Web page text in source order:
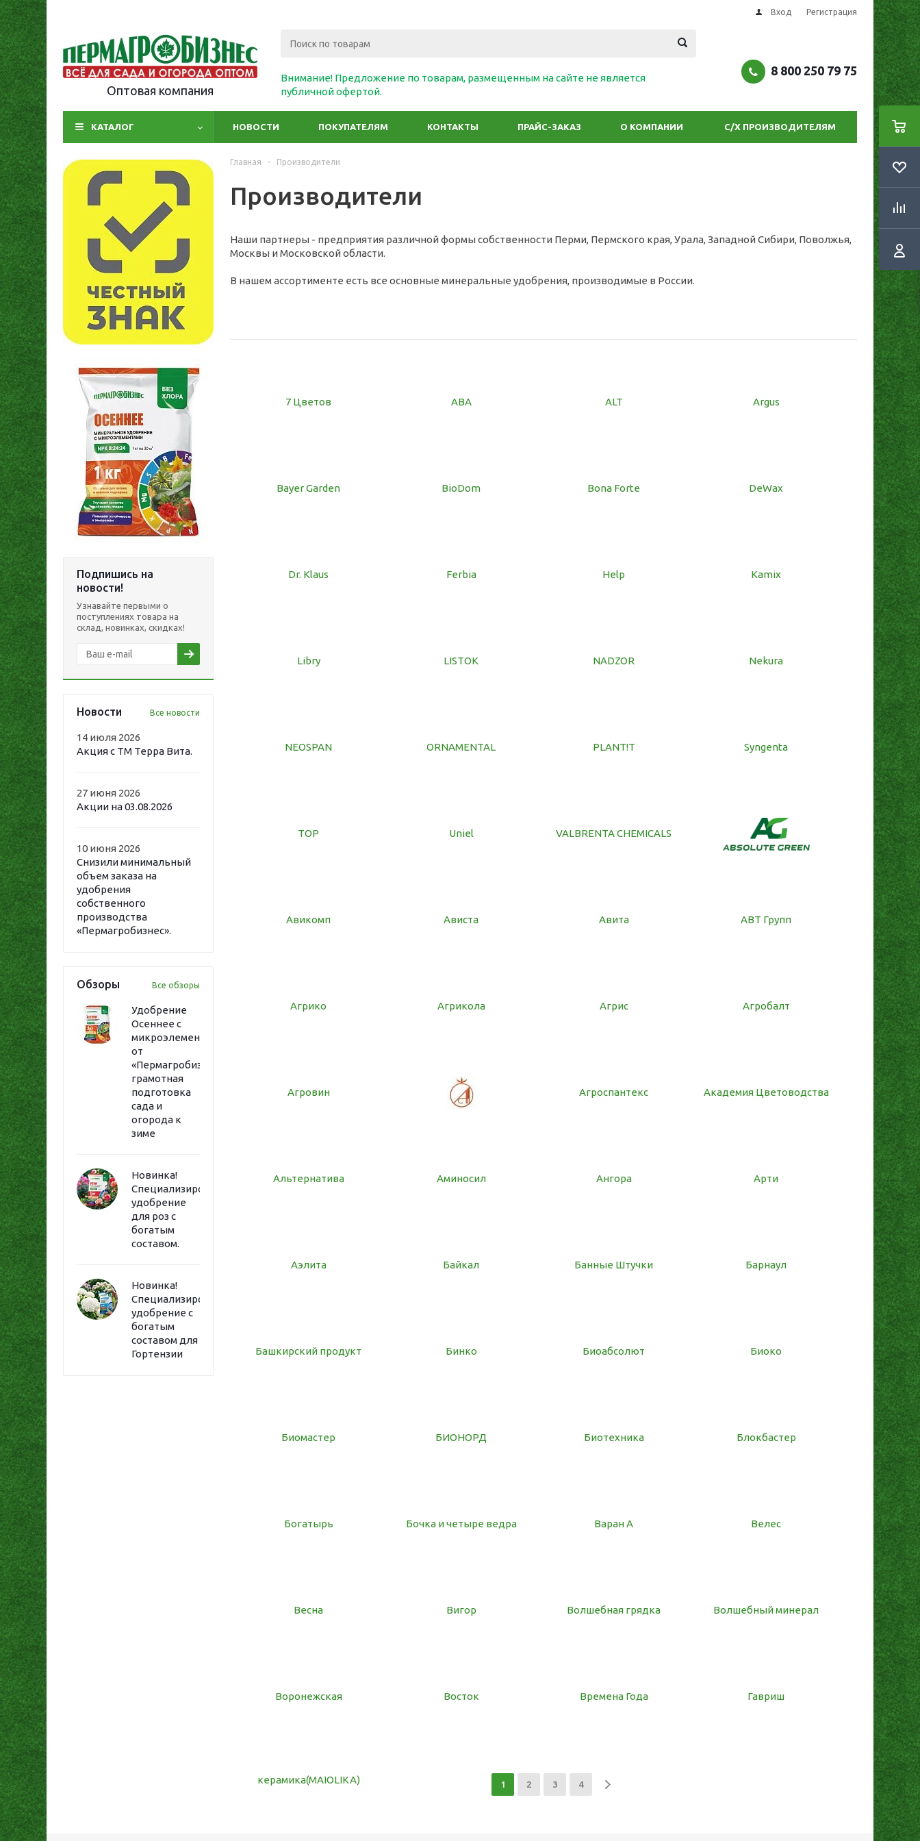
Вход Регистрация
Оптовая компания
Внимание! Предложение по товарам, размещенным на сайте не является
публичной офертой.
8 800 250 79 75
КАТАЛОГ НОВОСТИ ПОКУПАТЕЛЯМ КОНТАКТЫ ПРАЙС-ЗАКАЗ О КОМПАНИИ С/Х ПРОИЗВОДИТЕЛЯМ
Подпишись на
новости!
Узнавайте первыми о
поступлениях товара на
склад, новинках, скидках!
Новости Все новости
14 июля 2026
Акция с ТМ Терра Вита.
27 июня 2026
Акции на 03.08.2026
10 июня 2026
Снизили минимальный
объем заказа на
удобрения
собственного
производства
«Пермагробизнес».
Обзоры Все обзоры
Удобрение
Осеннее с
микроэлементами
от
«Пермагробизнес»:
грамотная
подготовка
сада и
огорода к
зиме
Новинка!
Специализированное
удобрение
для роз с
богатым
составом.
Новинка!
Специализированное
удобрение с
богатым
составом для
Гортензии
Главная - Производители
Производители
Наши партнеры - предприятия различной формы собственности Перми, Пермского края, Урала, Западной Сибири, Поволжья,
Москвы и Московской области.
В нашем ассортименте есть все основные минеральные удобрения, производимые в России.
7 Цветов ABA ALT Argus
Bayer Garden BioDom Bona Forte DeWax
Dr. Klaus Ferbia Help Kamix
Libry LISTOK NADZOR Nekura
NEOSPAN ORNAMENTAL PLANT!T Syngenta
TOP Uniel VALBRENTA CHEMICALS
Авикомп Ависта Авита АВТ Групп
Агрико Агрикола Агрис Агробалт
Агровин Агроспантекс Академия Цветоводства
Альтернатива Аминосил Ангора Арти
Аэлита Байкал Банные Штучки Барнаул
Башкирский продукт Бинко Биоабсолют Биоко
Биомастер БИОНОРД Биотехника Блокбастер
Богатырь Бочка и четыре ведра Варан А Велес
Весна Вигор Волшебная грядка Волшебный минерал
Воронежская
керамика(MAIOLIKA)
Восток Времена Года Гавриш
1 2 3 4